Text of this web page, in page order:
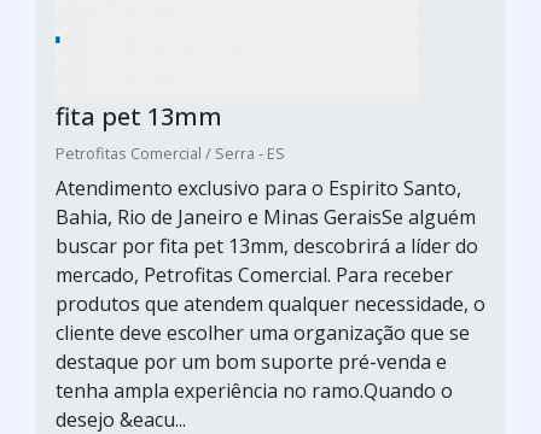
fita pet 13mm
Petrofitas Comercial / Serra - ES
Atendimento exclusivo para o Espirito Santo,
Bahia, Rio de Janeiro e Minas GeraisSe alguém
buscar por fita pet 13mm, descobrirá a líder do
mercado, Petrofitas Comercial. Para receber
produtos que atendem qualquer necessidade, o
cliente deve escolher uma organização que se
destaque por um bom suporte pré-venda e
tenha ampla experiência no ramo.Quando o
desejo &eacu...